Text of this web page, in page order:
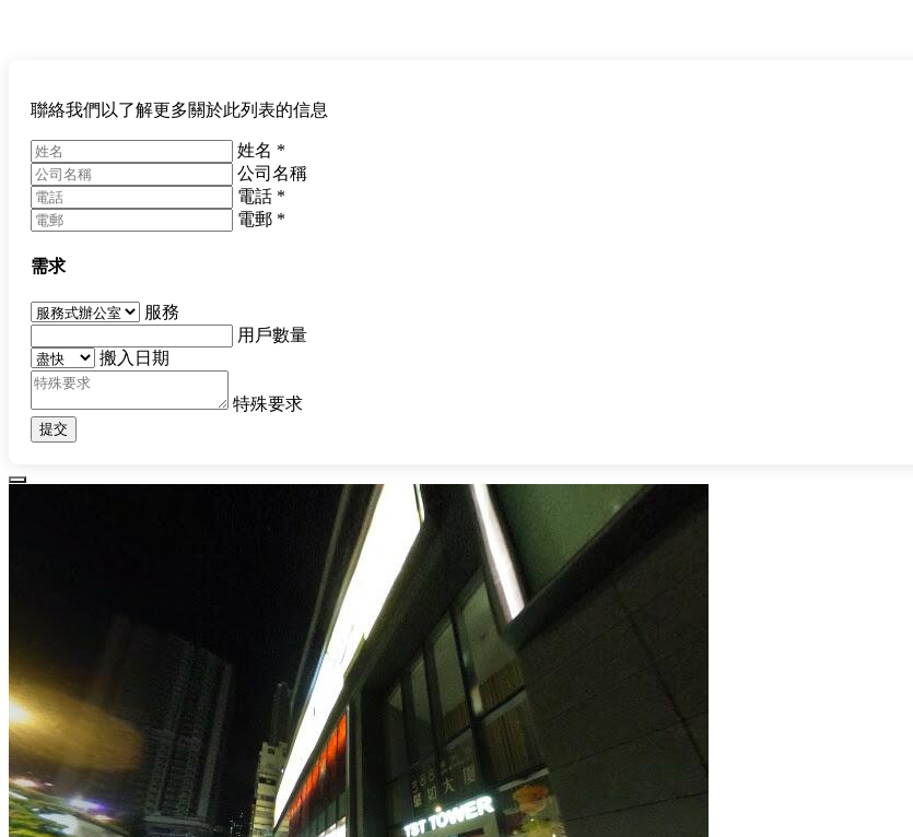
聯絡我們以了解更多關於此列表的信息
姓名 *
公司名稱
電話 *
電郵 *
需求
服務
用戶數量
搬入日期
特殊要求
提交